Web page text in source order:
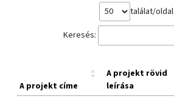
találat/oldal
Keresés:
A projekt címe
A projekt rövid
leírása